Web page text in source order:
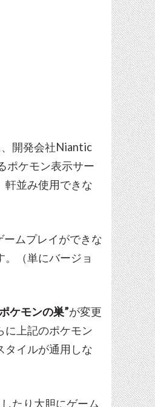
開発会社Niantic
ポケモン表示サー
軒並み使用できな
ームプレイができな
（単にバージョ
ケモンの巣”が変更
に上記のポケモン
タイルが通用しな
たり大胆にゲーム